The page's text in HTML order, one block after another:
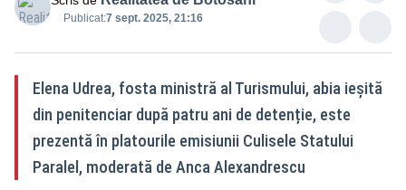
Publicat:7 sept. 2025, 21:16
Elena Udrea, fosta ministră al Turismului, abia ieșită
din penitenciar după patru ani de detenție, este
prezentă în platourile emisiunii Culisele Statului
Paralel, moderată de Anca Alexandrescu